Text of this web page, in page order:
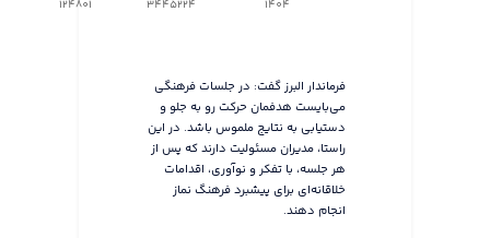
1404
3445224
124801
فرماندار البرز گفت: در جلسات فرهنگی
می‌بایست هدفمان حرکت رو به جلو و
دستیابی به نتایج ملموس باشد. در این
راستا، مدیران مسئولیت دارند که پس از
هر جلسه، با تفکر و نوآوری، اقدامات
خلاقانه‌ای برای پیشبرد فرهنگ نماز
انجام دهند.